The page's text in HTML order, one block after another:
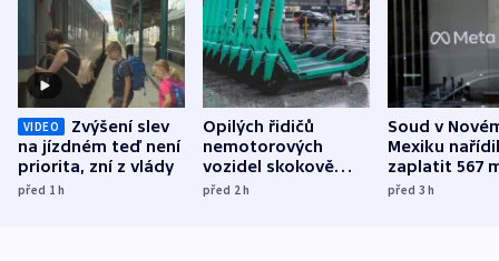
VIDEO
Zvýšení slev
na jízdném teď není
priorita, zní z vlády
před 1h
Opilých řidičů
nemotorových
vozidel skokově
přibylo, nejvíc ve
před 2h
Soud v
Mexiku
zaplatit 567
dolarů kvůli
před 3h